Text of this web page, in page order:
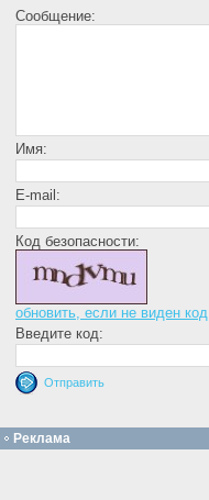
Сообщение:
Имя:
E-mail:
Код безопасности:
обновить, если не виден код
Введите код:
Реклама